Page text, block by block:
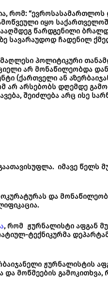
რომ: “ევროსასამართლოს
იყო
წარდგენილი
სავარაუდოდ ჩადენილ
პოლიტიკური
არ მონაწილეობდა
(ქართველი ან
არსებობს დღემდე
შეიძლება არც ისე
იმავე წელს
და
, რომ ჟურნალისტი აფგან
ტექნიკურმა
ჟურნალისტის
მოწმეების გამოკითხვა,